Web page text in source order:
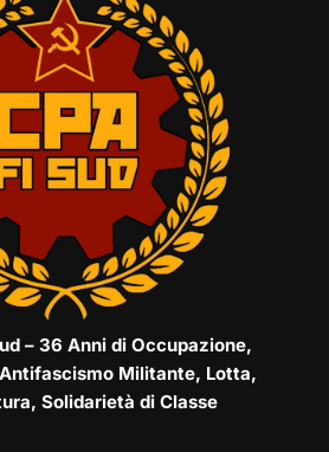
– 36 Anni di Occupazione,
Militante, Lotta,
Solidarietà di Classe